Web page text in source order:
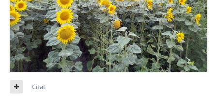
Citat